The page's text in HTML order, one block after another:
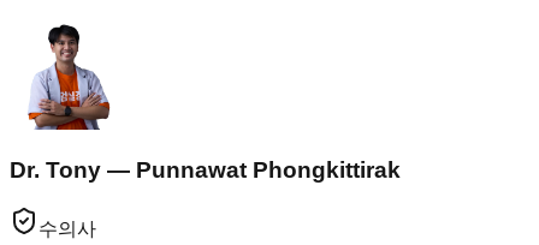
Dr. Tony — Punnawat Phongkittirak
수의사